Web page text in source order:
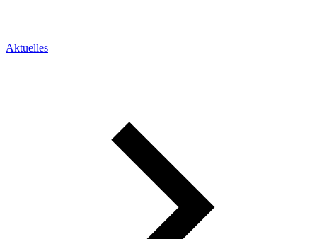
Aktuelles